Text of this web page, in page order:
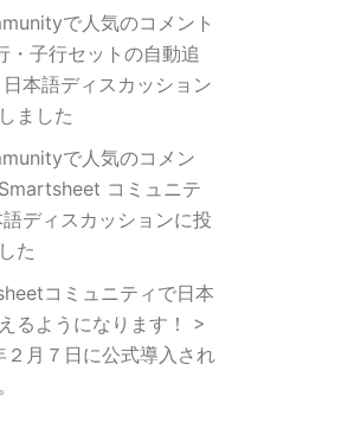
で人気のコメント
・子行セットの自動追
本語ディスカッション
ました
で人気のコメン
コミュニテ
語ディスカッションに投
た
コミュニティで日本
るようになります！ >
月７日に公式導入され